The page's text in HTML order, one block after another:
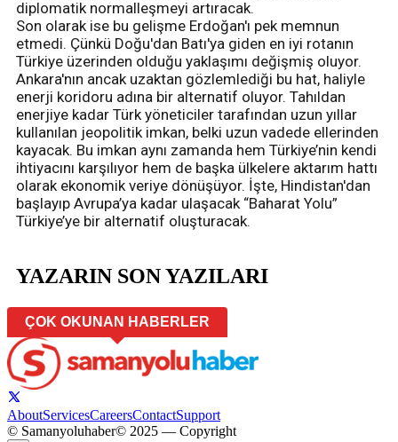
diplomatik normalleşmeyi artıracak.
Son olarak ise bu gelişme Erdoğan'ı pek memnun
etmedi. Çünkü Doğu'dan Batı'ya giden en iyi rotanın
Türkiye üzerinden olduğu yaklaşımı değişmiş oluyor.
Ankara'nın ancak uzaktan gözlemlediği bu hat, haliyle
enerji koridoru adına bir alternatif oluyor. Tahıldan
enerjiye kadar Türk yöneticiler tarafından uzun yıllar
kullanılan jeopolitik imkan, belki uzun vadede ellerinden
kayacak. Bu imkan aynı zamanda hem Türkiye’nin kendi
ihtiyacını karşılıyor hem de başka ülkelere aktarım hattı
olarak ekonomik veriye dönüşüyor. İşte, Hindistan'dan
başlayıp Avrupa’ya kadar ulaşacak “Baharat Yolu”
Türkiye’ye bir alternatif oluşturacak.
YAZARIN SON YAZILARI
ÇOK OKUNAN HABERLER
AboutServicesCareersContactSupport
© Samanyoluhaber© 2025 — Copyright